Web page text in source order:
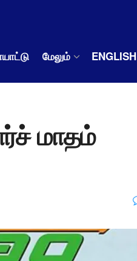
மேலும் ENGLISH
மாதம்